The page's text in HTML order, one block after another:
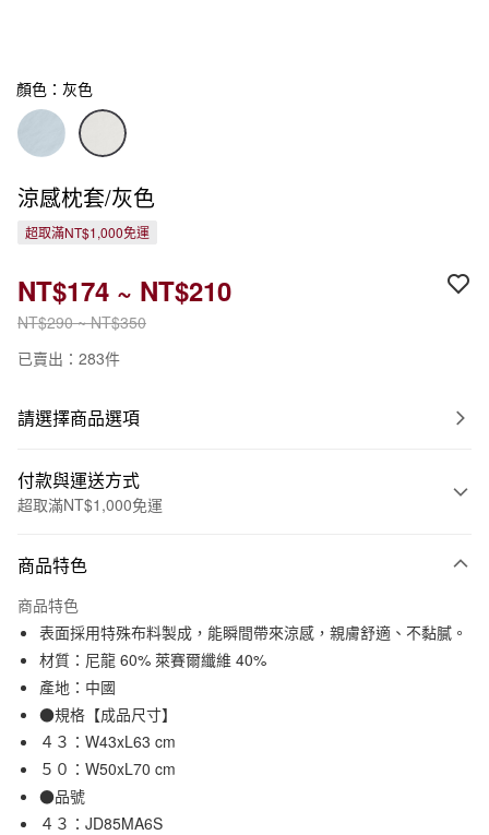
顏色：灰色
涼感枕套/灰色
超取滿NT$1,000免運
NT$290 ~ NT$350
NT$174 ~ NT$210
已賣出：283件
請選擇商品選項
付款與運送方式
超取滿NT$1,000免運
信用卡一次付款
信用卡分期付款
3 期 0 利率 每期NT$58
合作金庫商業銀行
華南商業銀行
上海商業儲蓄銀行
臺灣中小企業銀行
匯豐（台灣）商業銀行
聯邦商業銀行
超商取貨付款
LINE Pay
Apple Pay
街口支付
商品特色
商品特色
表面採用特殊布料製成，能瞬間帶來涼感，親膚舒適、不黏膩。
材質：尼龍 60% 萊賽爾纖維 40%
產地：中國
●規格【成品尺寸】
４３：W43xL63 cm
５０：W50xL70 cm
●品號
４３：JD85MA6S